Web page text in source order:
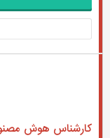
کارشناس هوش